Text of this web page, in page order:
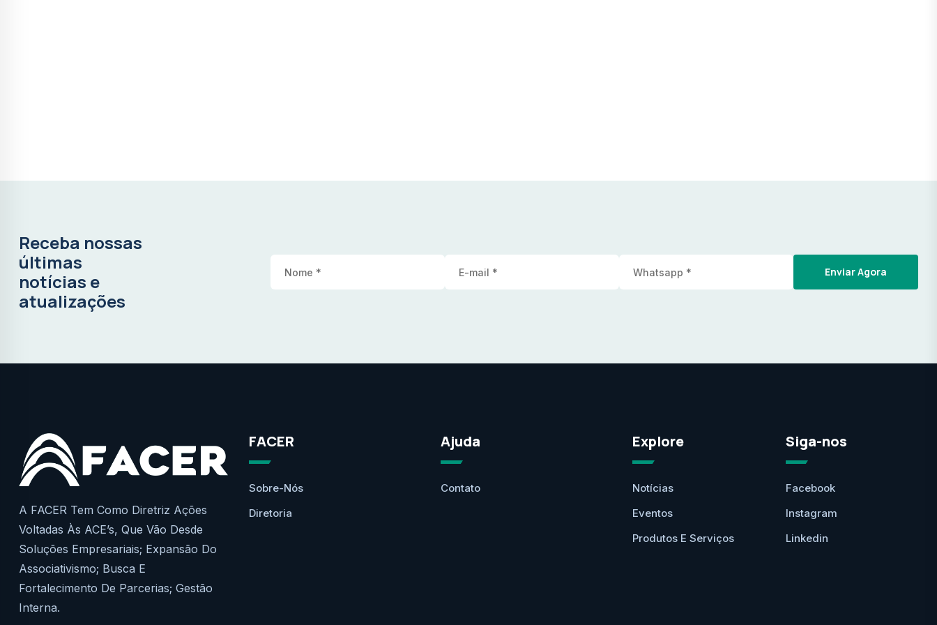
Receba nossas
últimas
notícias e
atualizações
Enviar Agora
A FACER Tem Como Diretriz Ações
Voltadas Às ACE’s, Que Vão Desde
Soluções Empresariais; Expansão Do
Associativismo; Busca E
Fortalecimento De Parcerias; Gestão
Interna.
FACER
Sobre-Nós
Diretoria
Ajuda
Contato
Explore
Notícias
Eventos
Produtos E Serviços
Siga-nos
Facebook
Instagram
Linkedin